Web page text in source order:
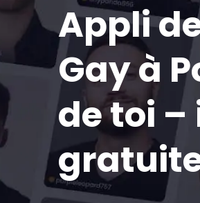
Appli
Gay à
de toi